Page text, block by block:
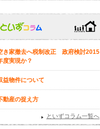
き家撤去へ税制改正 政府検討2015
度実現か？
益物件について
動産の捉え方
といずコラム一覧へ